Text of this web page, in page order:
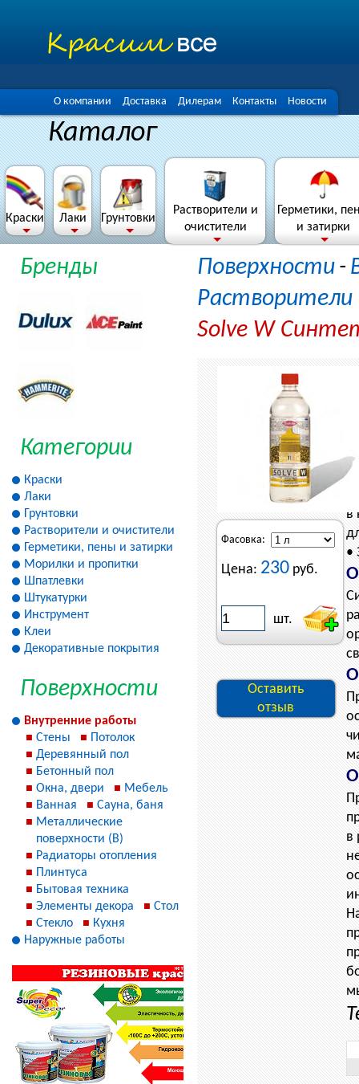
О компании Доставка Дилерам Контакты Новости
Каталог
Краски Лаки Грунтовки
Растворители и
очистители
Герметики,
и затирки
Бренды
Категории
Краски
Лаки
Грунтовки
Растворители и очистители
Герметики, пены и затирки
Морилки и пропитки
Шпатлевки
Штукатурки
Инструмент
Клеи
Декоративные покрытия
Поверхности
Внутренние работы
Стены
Потолок
Деревянный пол
Бетонный пол
Окна, двери
Мебель
Ванная
Сауна, баня
Металлические
поверхности (В)
Радиаторы отопления
Плинтуса
Бытовая техника
Элементы декора
Стол
Стекло
Кухня
Наружные работы
Поверхности-
Solve W
•
в
•
в
Фасовка:
Цена: 230 руб.
шт.
Оставить
отзыв